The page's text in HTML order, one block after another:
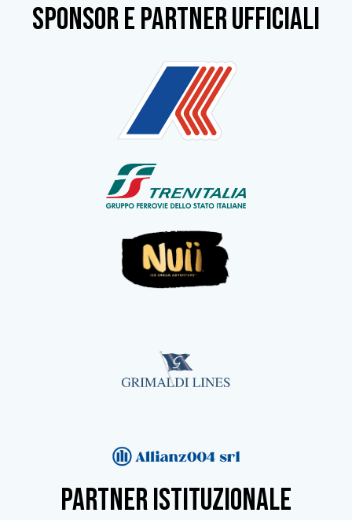
SPONSOR e partner ufficiali
partner istituzionale